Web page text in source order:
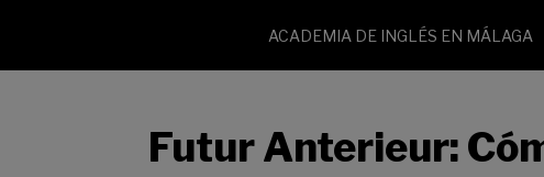
ACADEMIA DE INGLÉS EN MÁLAGA
Futur Anterieur: